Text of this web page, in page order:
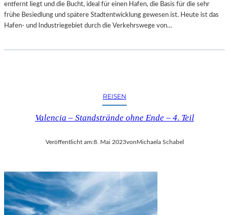
entfernt liegt und die Bucht, ideal für einen Hafen, die Basis für die sehr
frühe Besiedlung und spätere Stadtentwicklung gewesen ist. Heute ist das
Hafen- und Industriegebiet durch die Verkehrswege von…
REISEN
Valencia – Standstrände ohne Ende – 4. Teil
Veröffentlicht am:8. Mai 2023vonMichaela Schabel